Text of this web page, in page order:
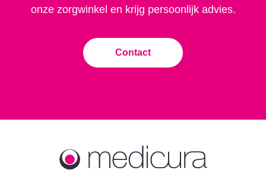
onze zorgwinkel en krijg persoonlijk advies.
Contact